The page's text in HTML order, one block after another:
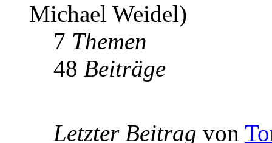
Michael Weidel)
7 Themen
48 Beiträge
Letzter Beitrag von